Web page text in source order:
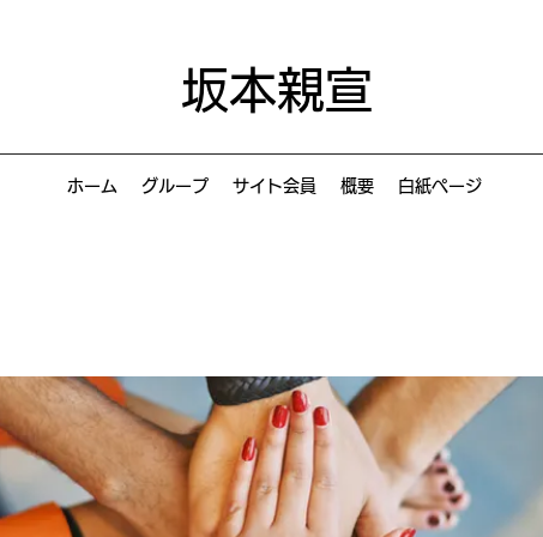
坂本親宣
ホーム グループ サイト会員 概要 白紙ページ